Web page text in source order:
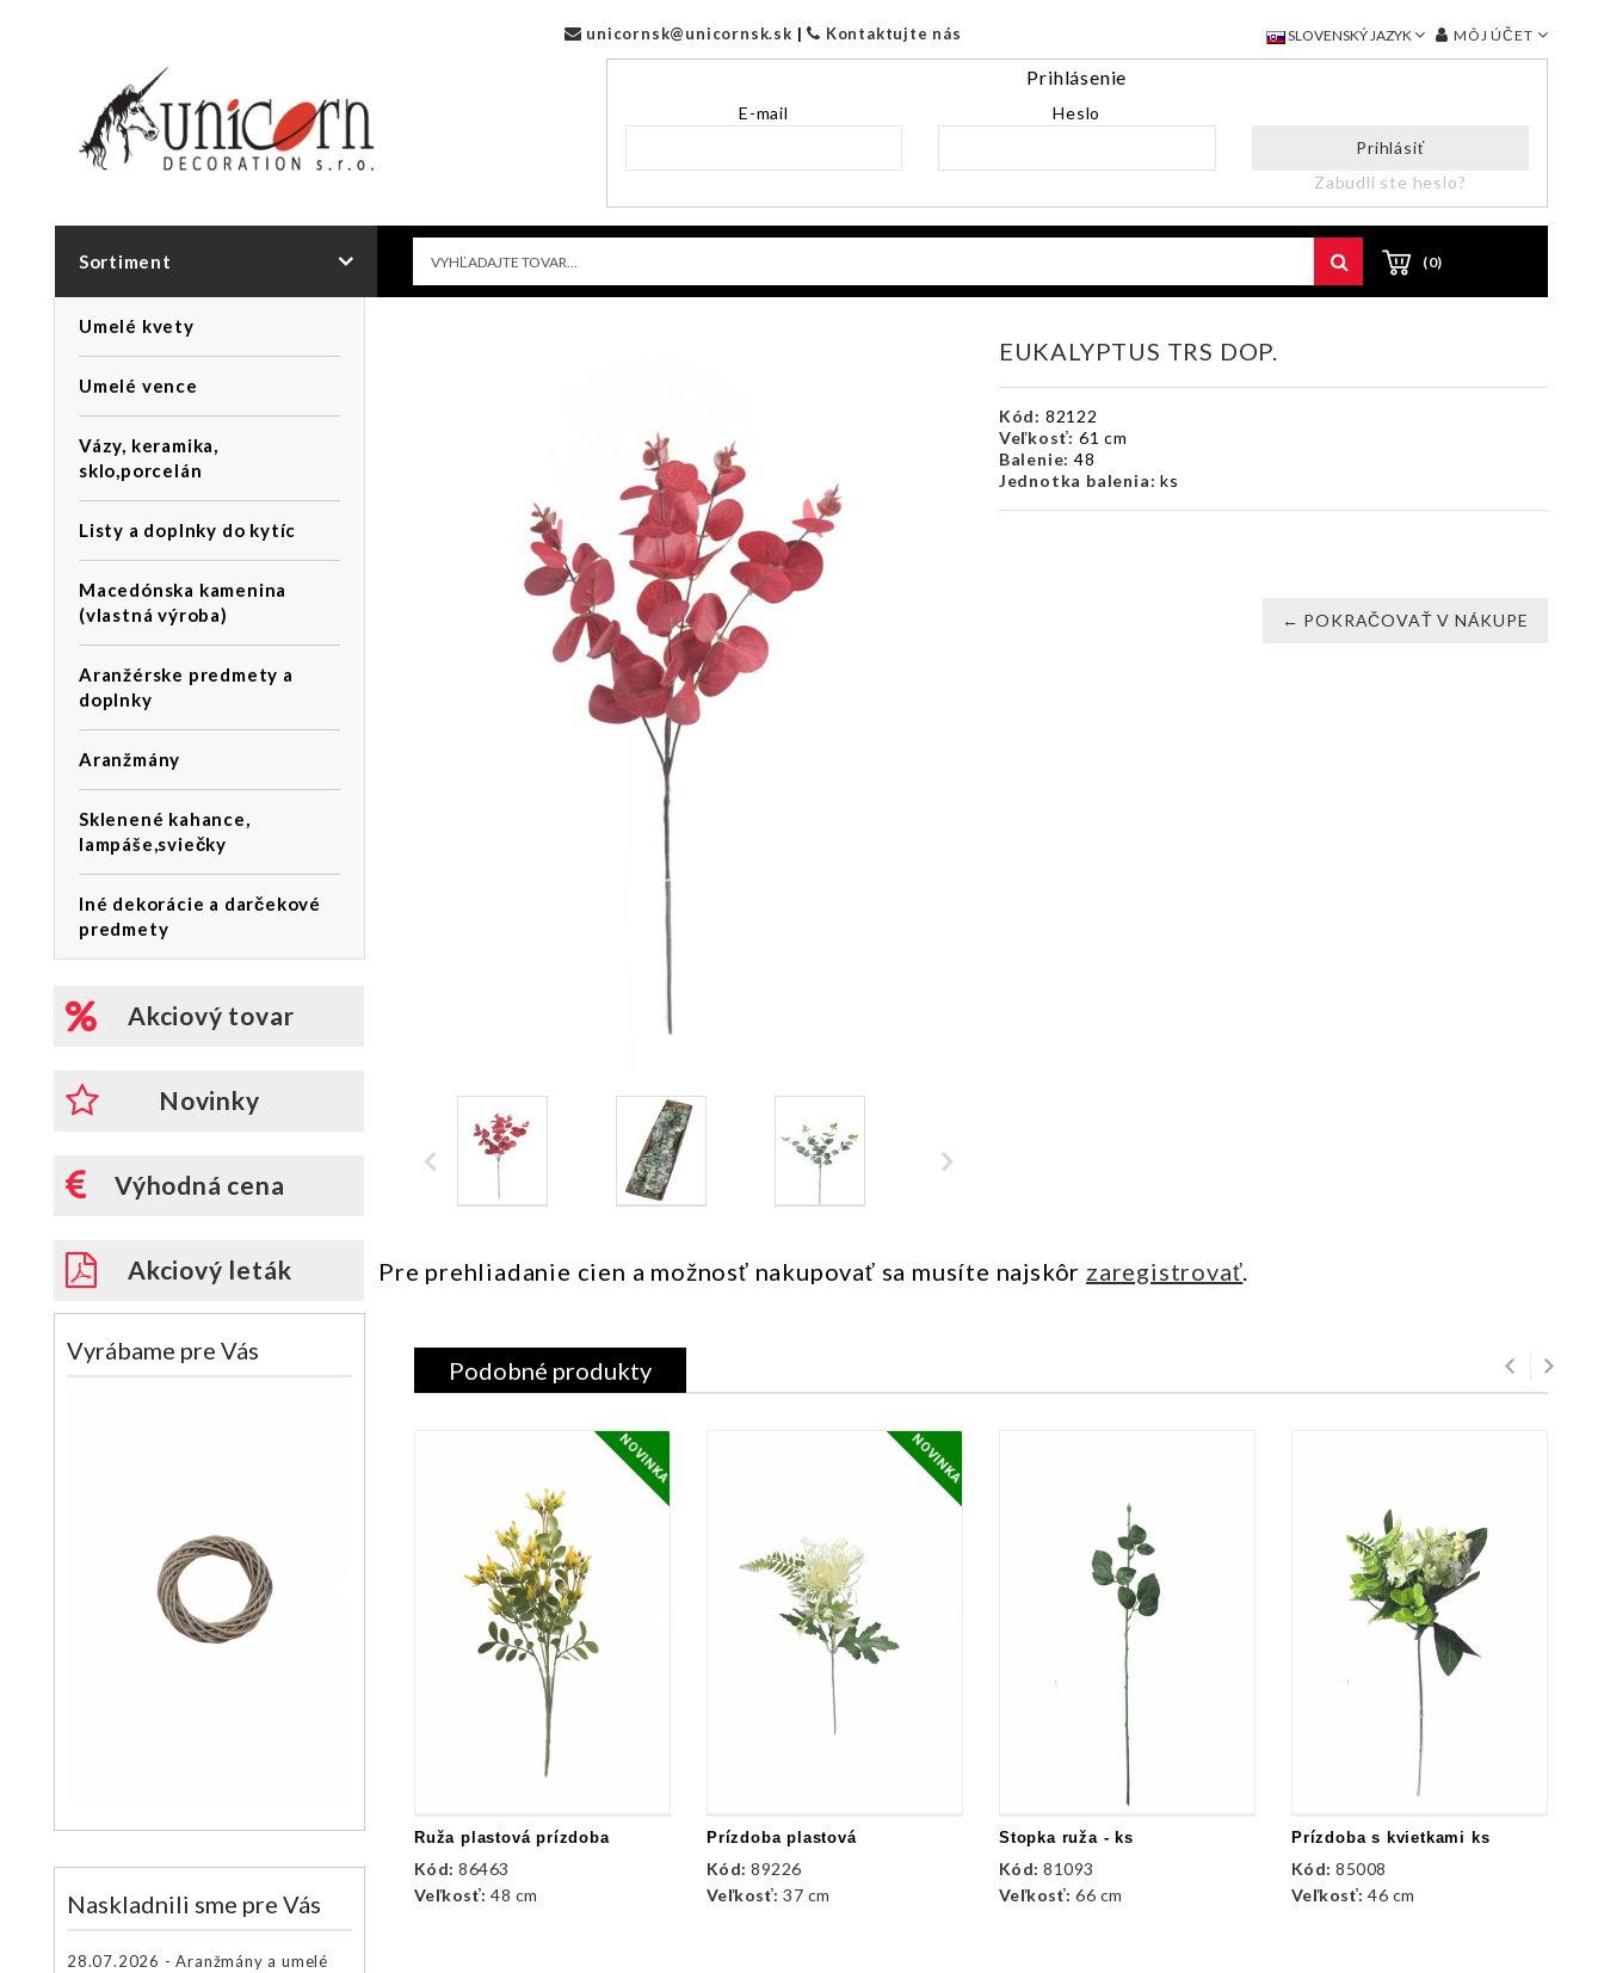
MÔJ ÚČET
SLOVENSKÝ JAZYK
unicornsk@unicornsk.sk | Kontaktujte nás
Prihlásenie
E-mail
Heslo
Prihlásiť
Zabudli ste heslo?
Sortiment (0)
Umelé kvety
Umelé vence
Vázy, keramika,
sklo,porcelán
Listy a doplnky do kytíc
Macedónska kamenina
(vlastná výroba)
Aranžérske predmety a
doplnky
Aranžmány
Sklenené kahance,
lampáše,sviečky
Iné dekorácie a darčekové
predmety
Akciový tovar
Novinky
Výhodná cena
Akciový leták
Vyrábame pre Vás
Naskladnili sme pre Vás
28.07.2026 - Aranžmány a umelé
EUKALYPTUS TRS DOP.
Kód: 82122
Veľkosť:61 cm
Balenie:48
Jednotka balenia:ks
← POKRAČOVAŤ V NÁKUPE
Pre prehliadanie cien a možnosť nakupovať sa musíte najskôr zaregistrovať.
Podobné produkty
NOVINKA
Ruža plastová prízdoba
Kód:86463
Veľkosť:48 cm
NOVINKA
Prízdoba plastová
Kód:89226
Veľkosť:37 cm
Stopka ruža - ks
Kód:81093
Veľkosť:66 cm
Prízdoba s kvietkami ks
Kód:85008
Veľkosť:46 cm